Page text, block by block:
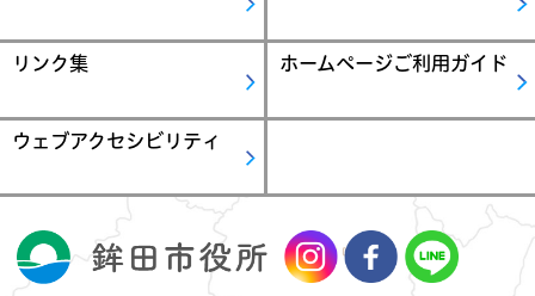
リンク集 ホームページご利用ガイド
ウェブアクセシビリティ